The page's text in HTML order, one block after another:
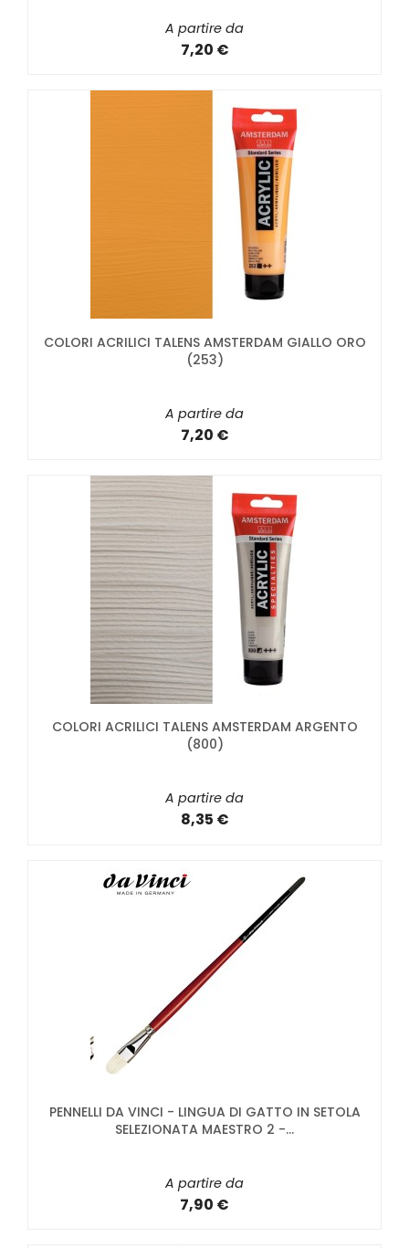
A partire da
7,20 €
COLORI ACRILICI TALENS AMSTERDAM GIALLO ORO
(253)
A partire da
7,20 €
COLORI ACRILICI TALENS AMSTERDAM ARGENTO
(800)
A partire da
8,35 €
PENNELLI DA VINCI - LINGUA DI GATTO IN SETOLA
SELEZIONATA MAESTRO 2 -...
A partire da
7,90 €